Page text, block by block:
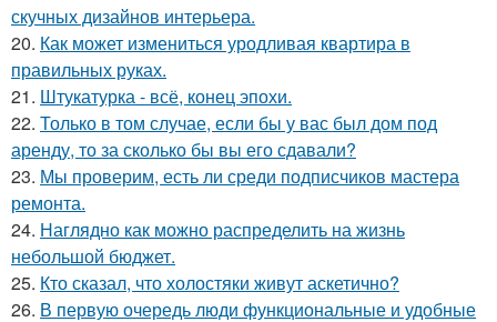
скучных дизайнов интерьера.
20. Как может измениться уродливая квартира в
правильных руках.
21. Штукатурка - всё, конец эпохи.
22. Только в том случае, если бы у вас был дом под
аренду, то за сколько бы вы его сдавали?
23. Мы проверим, есть ли среди подписчиков мастера
ремонта.
24. Наглядно как можно распределить на жизнь
небольшой бюджет.
25. Кто сказал, что холостяки живут аскетично?
26. В первую очередь люди функциональные и удобные